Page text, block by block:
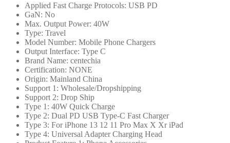
Type-
Applied Fast Charge Protocols: USB PD
GaN: No
Max. Output Power: 40W
Type: Travel
Model Number: Mobile Phone Chargers
Output Interface: Type C
Brand Name: centechia
Certification: NONE
Origin: Mainland China
Support 1: Wholesale/Dropshipping
Support 2: Drop Ship
Type 1: 40W Quick Charge
Type 2: Dual PD USB Type-C Fast Charger
Type 3: For iPhone 13 12 11 Pro Max X Xr iPad
Type 4: Universal Adapter Charging Head